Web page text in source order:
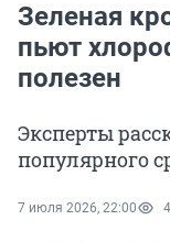
Зеленая
пьют
полезен
Эксперты
популярного
7 июля 2026, 22:00